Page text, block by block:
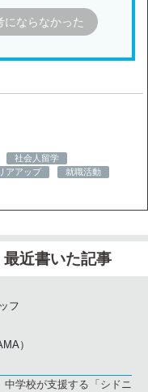
にならなかった
社会人留学
アアップ
就職活動
最近書いた記事
フ
）
学校が支援する「シドニ